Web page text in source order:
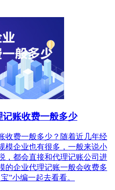
账收费一般多少
收费一般多少？随着近几年经
模企业也有很多，一般来说小
，都会直接和代理记账公司进
的企业代理记账一般会收费多
”小编一起去看看。